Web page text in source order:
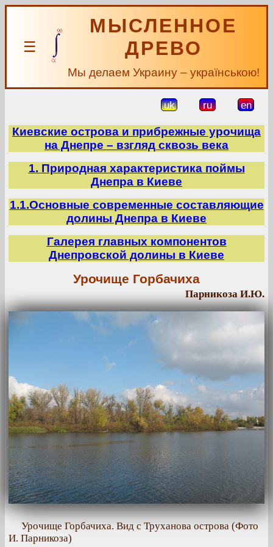
☰
МЫСЛЕННОЕ
ДРЕВО
Мы делаем Украину – українською!
uk ru en
Киевские острова и прибрежные урочища
на Днепре – взгляд сквозь века
1. Природная характеристика поймы
Днепра в Киеве
1.1.Основные современные составляющие
долины Днепра в Киеве
Галерея главных компонентов
Днепровской долины в Киеве
Урочище Горбачиха
Парникоза И.Ю.
Урочище Горбачиха. Вид с Труханова острова (Фото
И. Парникоза)